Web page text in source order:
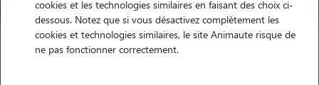
cookies et les technologies similaires en faisant des choix ci-
dessous. Notez que si vous désactivez complètement les
cookies et technologies similaires, le site Animaute risque de
ne pas fonctionner correctement.